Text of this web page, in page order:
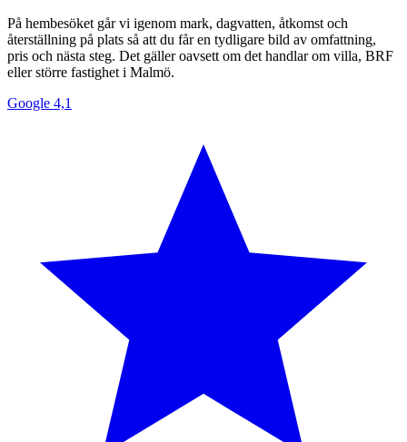
På hembesöket går vi igenom mark, dagvatten, åtkomst och
återställning på plats så att du får en tydligare bild av omfattning,
pris och nästa steg. Det gäller oavsett om det handlar om villa, BRF
eller större fastighet i Malmö.
Google 4,1